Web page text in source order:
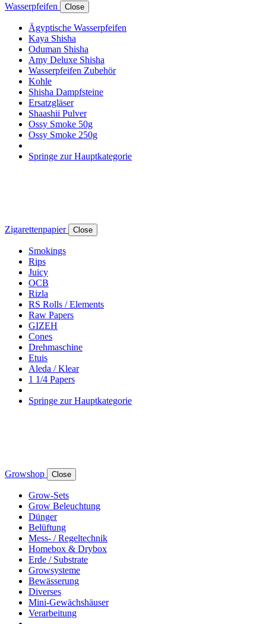
Wasserpfeifen Close
Ägyptische Wasserpfeifen
Kaya Shisha
Oduman Shisha
Amy Deluxe Shisha
Wasserpfeifen Zubehör
Kohle
Shisha Dampfsteine
Ersatzgläser
Shaashii Pulver
Ossy Smoke 50g
Ossy Smoke 250g
Springe zur Hauptkategorie
Zigarettenpapier Close
Smokings
Rips
Juicy
OCB
Rizla
RS Rolls / Elements
Raw Papers
GIZEH
Cones
Drehmaschine
Etuis
Aleda / Klear
1 1/4 Papers
Springe zur Hauptkategorie
Growshop Close
Grow-Sets
Grow Beleuchtung
Dünger
Belüftung
Mess- / Regeltechnik
Homebox & Drybox
Erde / Substrate
Growsysteme
Bewässerung
Diverses
Mini-Gewächshäuser
Verarbeitung